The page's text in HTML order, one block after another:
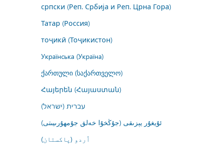
српски (Реп. Србија и Реп. Црна Гора)
Татар (Россия)
тоҷикӣ (Тоҷикистон)
Українська (Україна)
ქართული (საქართველო)
Հայերեն (Հայաստան)
עברית (ישראל)
ئۇيغۇر يېزىقى (جۇڭخۇا خەلق جۇمھۇرىيىتى)
اُردو (پاکستان)